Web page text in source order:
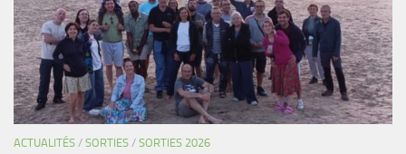
ACTUALITÉS / SORTIES / SORTIES 2026